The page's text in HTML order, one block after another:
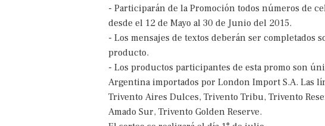
- Participarán de la Promoción todos números de
desde el 12 de Mayo al 30 de Junio del 2015.
- Los mensajes de textos deberán ser completados
producto.
- Los productos participantes de esta promo son
Argentina importados por London Import S.A. Las
Trivento Aires Dulces, Trivento Tribu, Trivento
Amado Sur, Trivento Golden Reserve.